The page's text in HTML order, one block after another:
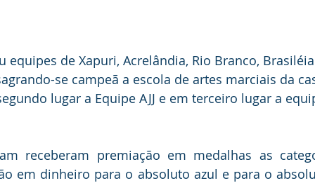
equipes de Xapuri, Acrelândia, Rio Branco,
se campeã a escola de artes marciais da
lugar a Equipe AJJ e em terceiro lugar a
receberam premiação em medalhas as
em dinheiro para o absoluto azul e para o